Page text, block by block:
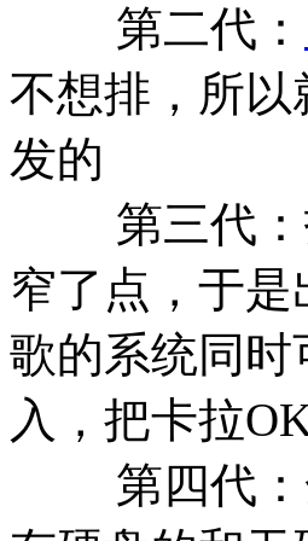
第二代：
不想排，所
发的
第三代：打
窄了点，于
歌的系统同
入，把卡拉
第四代：全